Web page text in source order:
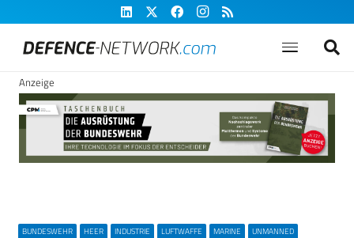
Anzeige
BUNDESWEHR HEER INDUSTRIE LUFTWAFFE MARINE UNMANNED